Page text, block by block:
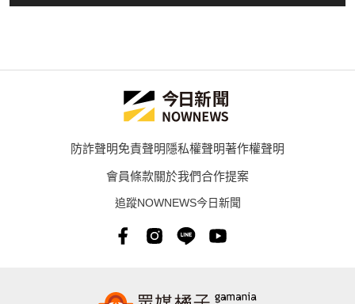
防詐聲明免責聲明隱私權聲明著作權聲明
會員條款關於我們合作提案
追蹤NOWNEWS今日新聞